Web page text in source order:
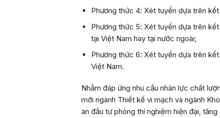
Phương thức 4: Xét tuyển dựa trên
Phương thức 5: Xét tuyển dựa trên
tại Việt Nam hay tại nước ngoài;
Phương thức 6: Xét tuyển dựa trên
Việt Nam.
Nhằm đáp ứng nhu cầu nhân lực chất
mới ngành Thiết kế vi mạch và ngành
án đầu tư phòng thí nghiệm hiện đại,